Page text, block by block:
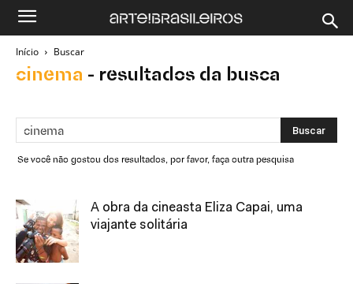
Início Buscar
cinema - resultados da busca
Se você não gostou dos resultados, por favor, faça outra pesquisa
A obra da cineasta Eliza Capai, uma
viajante solitária